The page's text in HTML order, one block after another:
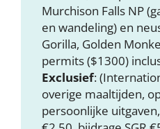
Murchison Falls NP
en wandeling) en
Gorilla, Golden
permits ($1300)
Exclusief:
overige maaltijden,
persoonlijke